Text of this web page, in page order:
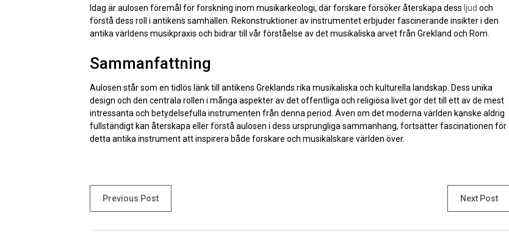
Idag är aulosen föremål för forskning inom musikarkeologi, där forskare försöker återskapa dess ljud och
förstå dess roll i antikens samhällen. Rekonstruktioner av instrumentet erbjuder fascinerande insikter i den
antika världens musikpraxis och bidrar till vår förståelse av det musikaliska arvet från Grekland och Rom.
Sammanfattning
Aulosen står som en tidlös länk till antikens Greklands rika musikaliska och kulturella landskap. Dess unika
design och den centrala rollen i många aspekter av det offentliga och religiösa livet gör det till ett av de mest
intressanta och betydelsefulla instrumenten från denna period. Även om det moderna världen kanske aldrig
fullständigt kan återskapa eller förstå aulosen i dess ursprungliga sammanhang, fortsätter fascinationen för
detta antika instrument att inspirera både forskare och musikälskare världen över.
Previous Post Next Post